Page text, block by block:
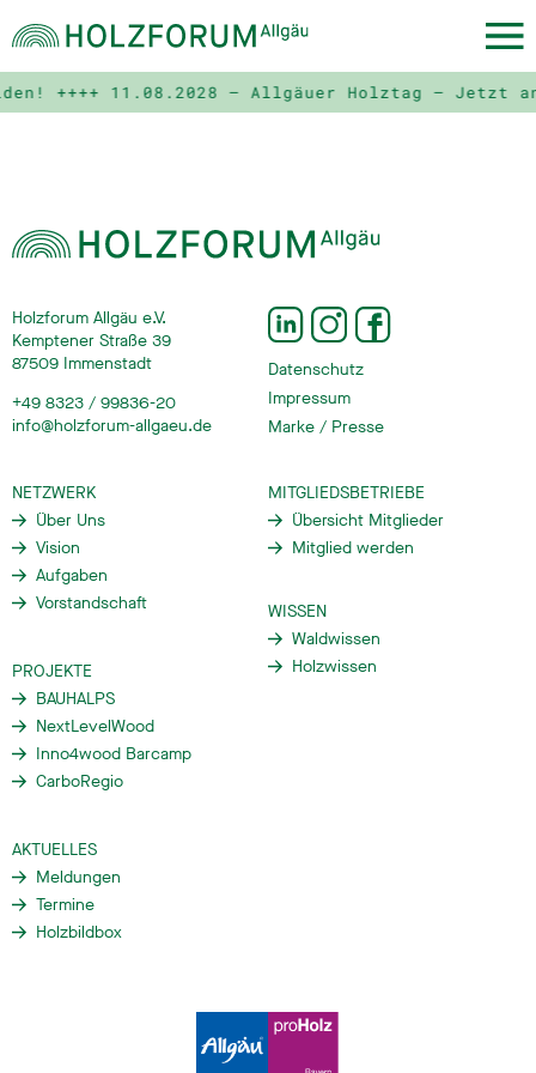
++++ 11.08.2028 – Allgäuer Holztag – Jetzt
Holzforum Allgäu e.V.
Kemptener Straße 39
87509 Immenstadt
+49 8323 / 99836-20
info@holzforum-allgaeu.de
Datenschutz
Impressum
Marke / Presse
NETZWERK
Über Uns
Vision
Aufgaben
Vorstandschaft
MITGLIEDSBETRIEBE
Übersicht Mitglieder
Mitglied werden
WISSEN
Waldwissen
Holzwissen
PROJEKTE
BAUHALPS
NextLevelWood
Inno4wood Barcamp
CarboRegio
AKTUELLES
Meldungen
Termine
Holzbildbox